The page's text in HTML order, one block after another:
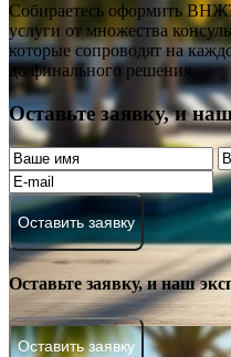
Собираетесь оформить
услуги от множества
которые сопроводят на
до финального решения.
Оставьте заявку, и
Оставить заявку
Оставьте заявку, и наш
Оставить заявку